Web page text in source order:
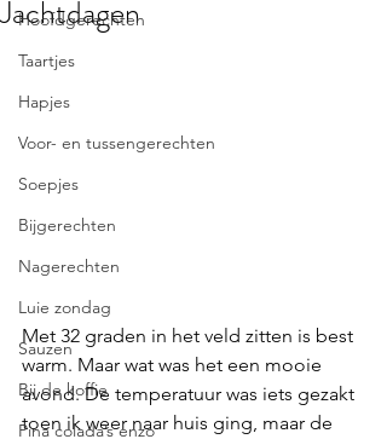
Hoofdgerechten
Taartjes
Hapjes
Voor- en tussengerechten
Soepjes
Bijgerechten
Nagerechten
Luie zondag
Sauzen
Bij de koffie
Pina colada’s enzo
Jachtdagen
Met 32 graden in het veld zitten is best
warm. Maar wat was het een mooie
avond. De temperatuur was iets gezakt
toen ik weer naar huis ging, maar de